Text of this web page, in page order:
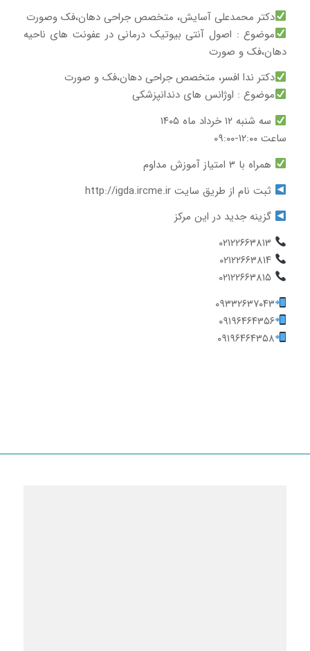
دکتر محمدعلی آسایش، متخصص جراحی دهان،فک وصورت
موضوع : اصول آنتی بیوتیک درمانی در عفونت های ناحیه
دهان،فک و صورت
دکتر ندا افسر، متخصص جراحی دهان،فک و صورت
موضوع : اوژانس های دندانپزشکی
سه شنبه ۱۲ خرداد ماه ۱۴۰۵
ساعت ۱۲:۰۰-۰۹:۰۰
همراه با ۳ امتیاز آموزش مداوم
ثبت نام از طریق سایت http://igda.ircme.ir
گزینه جدید در این مرکز
۰۹۳۳۲۶۳۷۰۴۳
۰۹۱۹۶۴۶۴۳۵۶
۰۹۱۹۶۴۶۴۳۵۸